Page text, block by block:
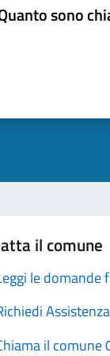
sono
il comune
le domande
Assistenza
il comune